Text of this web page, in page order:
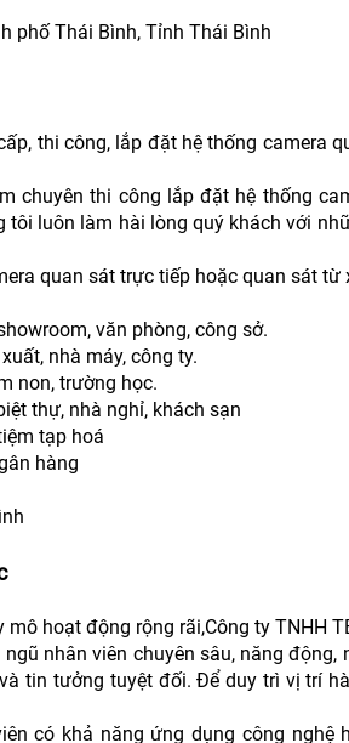
phố Thái Bình, Tỉnh Thái Bình
thi công, lắp đặt hệ thống camera
chuyên thi công lắp đặt hệ thống
luôn làm hài lòng quý khách với
quan sát trực tiếp hoặc quan sát từ
văn phòng, công sở.
nhà máy, công ty.
non, trường học.
thự, nhà nghỉ, khách sạn
tạp hoá
hàng
hoạt động rộng rãi,Công ty TNHH
nhân viên chuyên sâu, năng động,
tin tưởng tuyệt đối. Để duy trì vị trí
có khả năng ứng dụng công nghệ